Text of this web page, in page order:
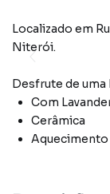
Localizado em
Niterói.
Desfrute de
Com
Cerâmica